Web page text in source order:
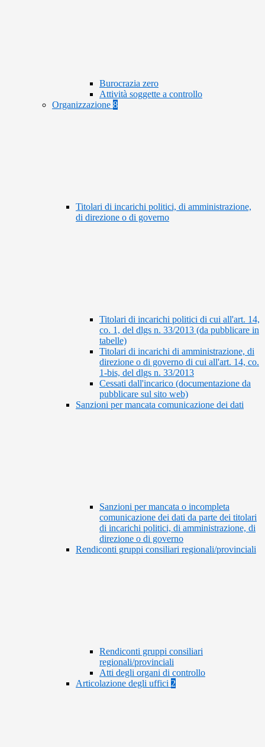
Burocrazia zero
Attività soggette a controllo
Organizzazione 8
Titolari di incarichi politici, di amministrazione,
di direzione o di governo
Titolari di incarichi politici di cui all'art. 14,
co. 1, del dlgs n. 33/2013 (da pubblicare in
tabelle)
Titolari di incarichi di amministrazione, di
direzione o di governo di cui all'art. 14, co.
1-bis, del dlgs n. 33/2013
Cessati dall'incarico (documentazione da
pubblicare sul sito web)
Sanzioni per mancata comunicazione dei dati
Sanzioni per mancata o incompleta
comunicazione dei dati da parte dei titolari
di incarichi politici, di amministrazione, di
direzione o di governo
Rendiconti gruppi consiliari regionali/provinciali
Rendiconti gruppi consiliari
regionali/provinciali
Atti degli organi di controllo
Articolazione degli uffici 2